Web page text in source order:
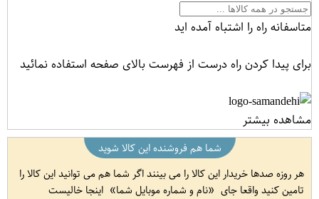
متاسفانه راه را اشتباه آمده اید
برای پیدا کردن راه درست از فهرست بالای صفحه استفاده نمائید
مشاهده بیشتر
شما هم فروشنده این کالا شوید
هر روزه صدها خریدار این کالا را می بینند اگر شما هم می توانید این کالا را
تامین کنید واقعا جای
نام و شماره موبایل شما اینجا خالیست